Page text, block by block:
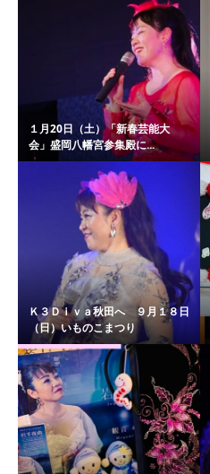
１月20日（土）「新春芸能大
会」盛岡八幡宮参集殿に...
Ｋ３Ｄｉｖａ秋田へ ９月１８日
（日）いものこまつり